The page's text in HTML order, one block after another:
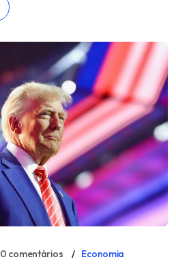
0 comentários Economia